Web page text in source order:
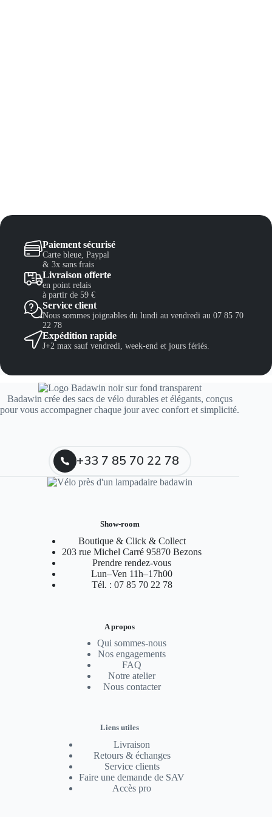
Paiement sécurisé
Carte bleue, Paypal
& 3x sans frais
Livraison offerte
en point relais
à partir de 59 €
Service client
Nous sommes joignables du lundi au vendredi au 07 85 70
22 78
Expédition rapide
J+2 max sauf vendredi, week-end et jours fériés.
Badawin crée des sacs de vélo durables et élégants, conçus
pour vous accompagner chaque jour avec confort et simplicité.
+33 7 85 70 22 78
Show-room
Boutique & Click & Collect
203 rue Michel Carré 95870 Bezons
Prendre rendez-vous
Lun–Ven 11h–17h00
Tél. : 07 85 70 22 78
A propos
Qui sommes-nous
Nos engagements
FAQ
Notre atelier
Nous contacter
Liens utiles
Livraison
Retours & échanges
Service clients
Faire une demande de SAV
Accès pro